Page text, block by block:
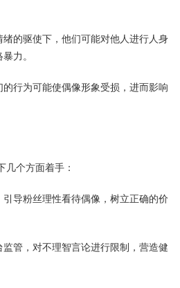
绪的驱使下，他们可能对他人进行人身
力。
的行为可能使偶像形象受损，进而影响
个方面着手：
引导粉丝理性看待偶像，树立正确的价
监管，对不理智言论进行限制，营造健